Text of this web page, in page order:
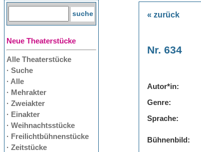
Neue Theaterstücke
Alle Theaterstücke
· Suche
· Alle
· Mehrakter
· Zweiakter
· Einakter
· Weihnachtsstücke
· Freilichtbühnenstücke
· Zeitstücke
« zurück
Nr. 634
Autor*in:
Genre:
Sprache:
Bühnenbild: